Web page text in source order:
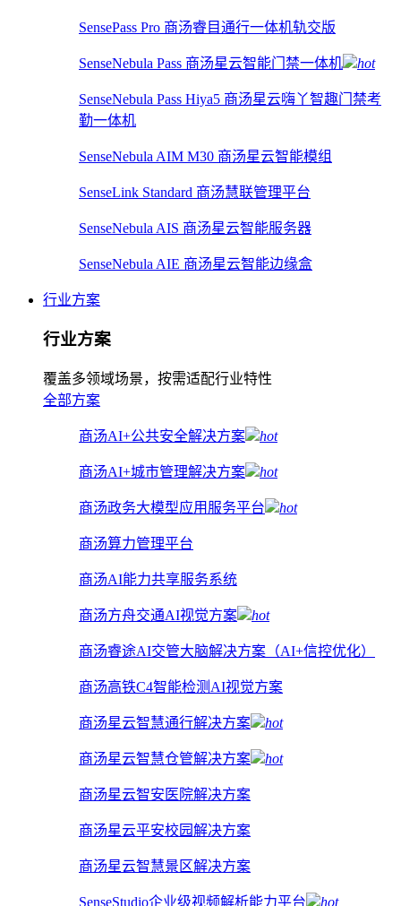
SensePass Pro 商汤睿目通行一体机轨交版
SenseNebula Pass 商汤星云智能门禁一体机 hot
SenseNebula Pass Hiya5 商汤星云嗨丫智趣门禁考
勤一体机
SenseNebula AIM M30 商汤星云智能模组
SenseLink Standard 商汤慧联管理平台
SenseNebula AIS 商汤星云智能服务器
SenseNebula AIE 商汤星云智能边缘盒
行业方案
行业方案
覆盖多领域场景，按需适配行业特性
全部方案
商汤AI+公共安全解决方案 hot
商汤AI+城市管理解决方案 hot
商汤政务大模型应用服务平台 hot
商汤算力管理平台
商汤AI能力共享服务系统
商汤方舟交通AI视觉方案 hot
商汤睿途AI交管大脑解决方案（AI+信控优化）
商汤高铁C4智能检测AI视觉方案
商汤星云智慧通行解决方案 hot
商汤星云智慧仓管解决方案 hot
商汤星云智安医院解决方案
商汤星云平安校园解决方案
商汤星云智慧景区解决方案
SenseStudio企业级视频解析能力平台 hot